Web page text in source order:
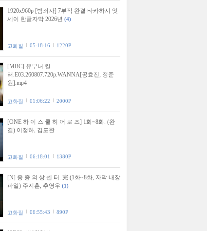
1920x960p [범죄자] 7부작 완결 타카하시 잇
세이 한글자막 2026년 (4)
고화질 05:18:16 1220P
[MBC] 유부녀 킬
러.E03.260807.720p.WANNA[공효진, 정준
원].mp4
고화질 01:06:22 2000P
[ONE 하 이 스 쿨 히 어 로 즈] 1화~8화. (완
결) 이정하, 김도완
고화질 06:18:01 1380P
[N] 중 증 외 상 센 터. 完 (1화~8화, 자막 내장
파일) 주지훈, 추영우 (1)
고화질 06:55:43 890P